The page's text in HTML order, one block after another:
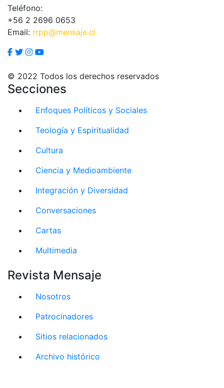
Teléfono:
+56 2 2696 0653
Email: rrpp@mensaje.cl
© 2022 Todos los derechos reservados
Secciones
Enfoques Políticos y Sociales
Teología y Espiritualidad
Cultura
Ciencia y Medioambiente
Integración y Diversidad
Conversaciones
Cartas
Multimedia
Revista Mensaje
Nosotros
Patrocinadores
Sitios relacionados
Archivo histórico